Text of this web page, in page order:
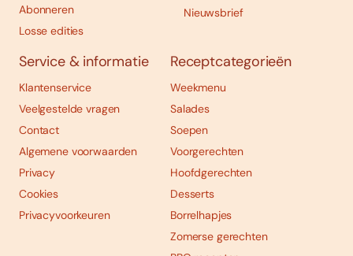
Abonneren
Losse edities
Nieuwsbrief
Service & informatie
Klantenservice
Veelgestelde vragen
Contact
Algemene voorwaarden
Privacy
Cookies
Privacyvoorkeuren
Receptcategorieën
Weekmenu
Salades
Soepen
Voorgerechten
Hoofdgerechten
Desserts
Borrelhapjes
Zomerse gerechten